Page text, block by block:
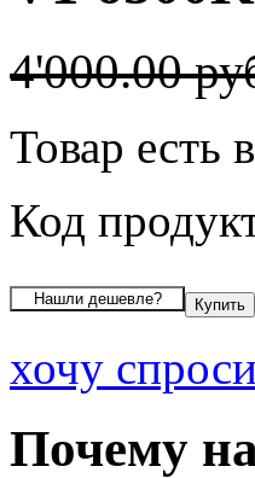
4'000.00
Товар есть
Код
хочу
Почему